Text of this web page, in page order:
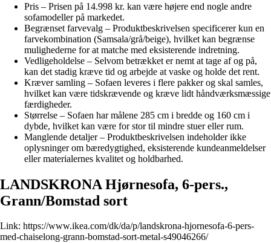
Pris – Prisen på 14.998 kr. kan være højere end nogle andre
sofamodeller på markedet.
Begrænset farvevalg – Produktbeskrivelsen specificerer kun en
farvekombination (Samsala/grå/beige), hvilket kan begrænse
mulighederne for at matche med eksisterende indretning.
Vedligeholdelse – Selvom betrækket er nemt at tage af og på,
kan det stadig kræve tid og arbejde at vaske og holde det rent.
Kræver samling – Sofaen leveres i flere pakker og skal samles,
hvilket kan være tidskrævende og kræve lidt håndværksmæssige
færdigheder.
Størrelse – Sofaen har målene 285 cm i bredde og 160 cm i
dybde, hvilket kan være for stor til mindre stuer eller rum.
Manglende detaljer – Produktbeskrivelsen indeholder ikke
oplysninger om bæredygtighed, eksisterende kundeanmeldelser
eller materialernes kvalitet og holdbarhed.
LANDSKRONA Hjørnesofa, 6-pers.,
Grann/Bomstad sort
Link: https://www.ikea.com/dk/da/p/landskrona-hjornesofa-6-pers-
med-chaiselong-grann-bomstad-sort-metal-s49046266/